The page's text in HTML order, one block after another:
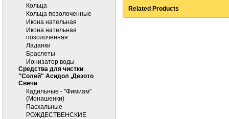
Кольца
Кольца позолоченные
Икона нательная
Икона нательная
позолоченная
Ладанки
Браслеты
Ионизатор воды
Средства для чистки
"Солей" Асидол ,Дезото
Cвечи
Кадильные - "Фимиам"
(Монашенки)
Пасхальные
РОЖДЕСТВЕНСКИЕ
Related Products